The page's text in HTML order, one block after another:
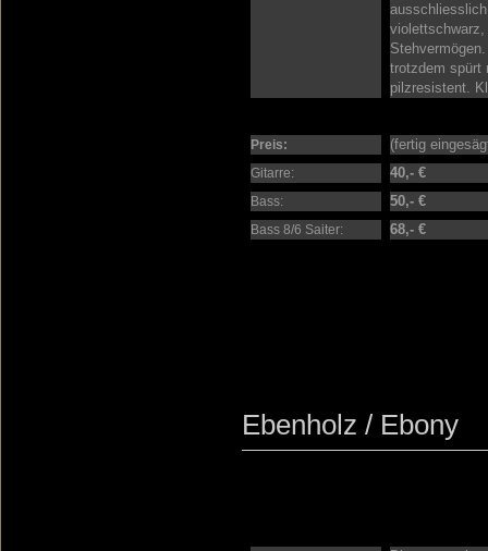
trotzdem spürt
pilzresistent.
Preis: (fertig
Gitarre: 40,- €
Bass: 50,- €
Bass 8/6 Saiter: 68,- €
Ebenholz / Ebony